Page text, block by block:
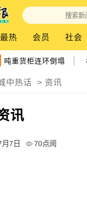
最热 会员 社会
重货柜连环倒塌
中热话 > 资讯
讯
7日 70点阅